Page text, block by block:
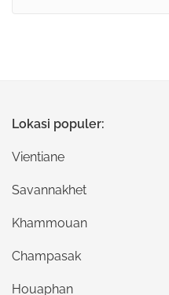
Lokasi populer:
Vientiane
Savannakhet
Khammouan
Champasak
Houaphan